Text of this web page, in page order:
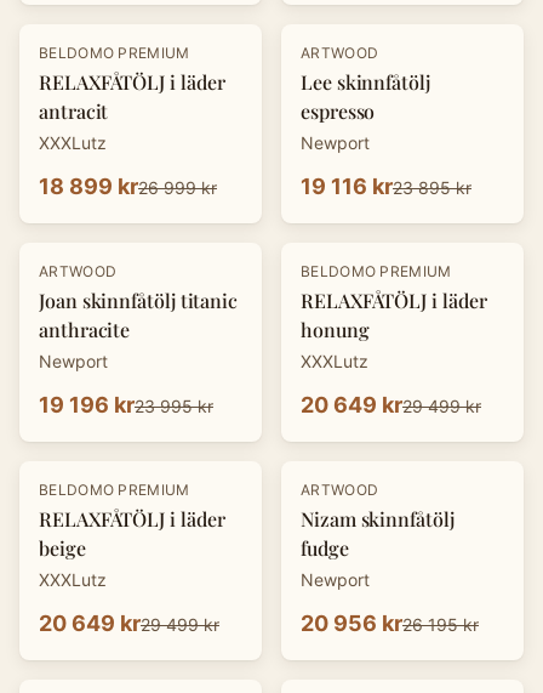
-30 %
BELDOMO PREMIUM
RELAXFÅTÖLJ i läder
antracit
XXXLutz
18 899 kr26 999 kr
-20%
ARTWOOD
Lee skinnfåtölj
espresso
Newport
19 116 kr23 895 kr
-20%
ARTWOOD
Joan skinnfåtölj titanic
anthracite
Newport
19 196 kr23 995 kr
-30 %
BELDOMO PREMIUM
RELAXFÅTÖLJ i läder
honung
XXXLutz
20 649 kr29 499 kr
-30 %
BELDOMO PREMIUM
RELAXFÅTÖLJ i läder
beige
XXXLutz
20 649 kr29 499 kr
-20%
ARTWOOD
Nizam skinnfåtölj
fudge
Newport
20 956 kr26 195 kr